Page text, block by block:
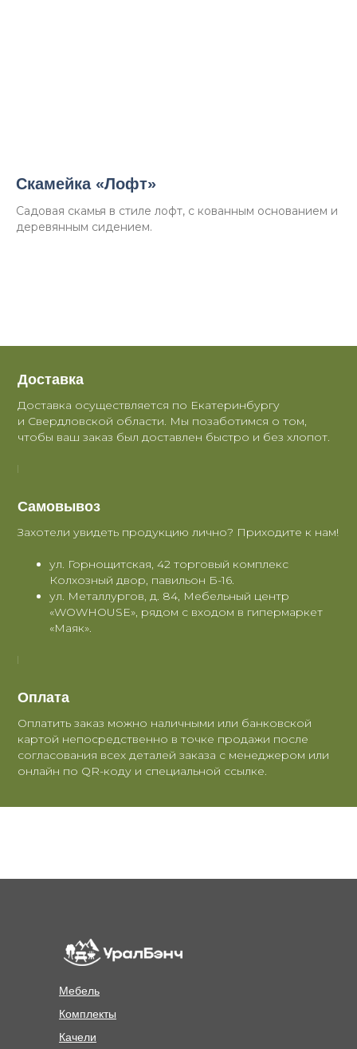
Cкамейка «Лофт»
Садовая скамья в стиле лофт, с кованным основанием и
деревянным сидением.
Доставка
Доставка осуществляется по Екатеринбургу
и Свердловской области. Мы позаботимся о том,
чтобы ваш заказ был доставлен быстро и без хлопот.
Самовывоз
Захотели увидеть продукцию лично? Приходите к нам!
ул. Горнощитская, 42 торговый комплекс
Колхозный двор, павильон Б-16.
ул. Металлургов, д. 84, Мебельный центр
«WOWHOUSE», рядом с входом в гипермаркет
«Маяк».
Оплата
Оплатить заказ можно наличными или банковской
картой непосредственно в точке продажи после
согласования всех деталей заказа с менеджером или
онлайн по QR-коду и специальной ссылке.
MENU
Мебель
Комплекты
Качели